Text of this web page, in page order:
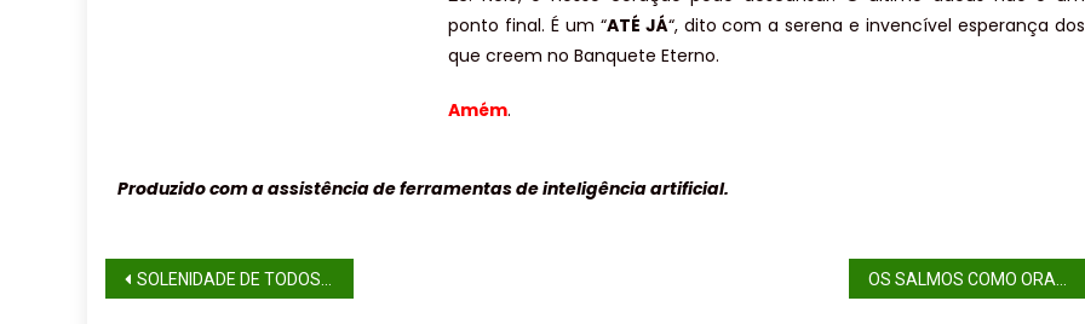
ponto final. É um “ATÉ JÁ“, dito com a serena e invencível esperança dos
que creem no Banquete Eterno.
Amém.
Produzido com a assistência de ferramentas de inteligência artificial.
SOLENIDADE DE TODOS OS SANTOS (ANO C) OS SALMOS COMO ORAÇÃO